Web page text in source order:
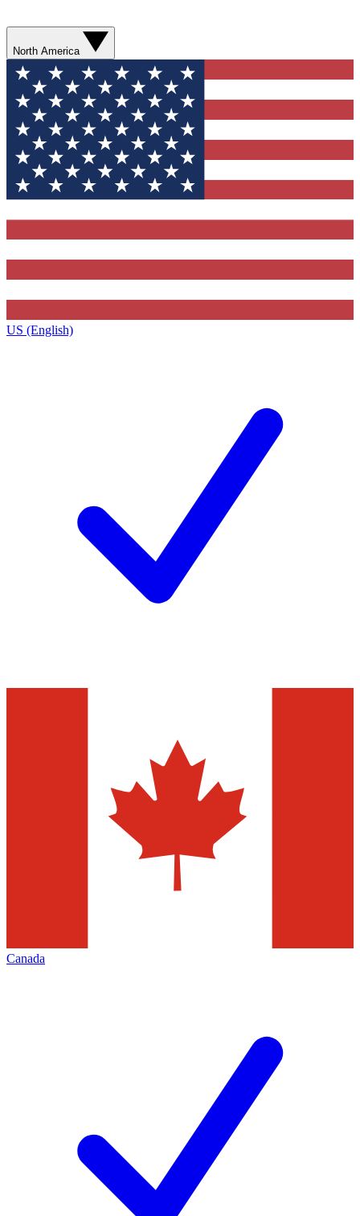
North America
US (English)
Canada